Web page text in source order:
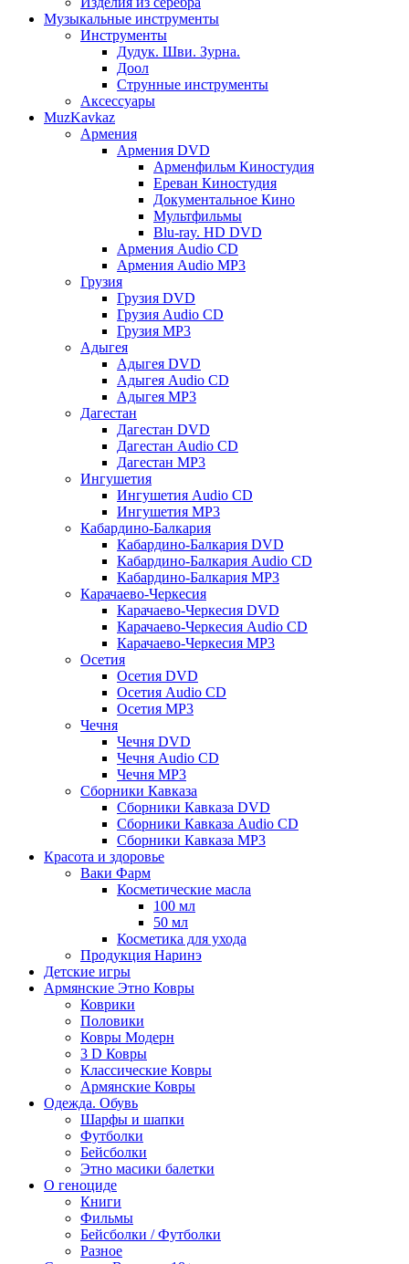
Музыкальные инструменты
Инструменты
Дудук. Шви. Зурна.
Доол
Струнные инструменты
Аксессуары
MuzKavkaz
Армения
Армения DVD
Арменфильм Киностудия
Ереван Киностудия
Документальное Кино
Мультфильмы
Blu-ray. HD DVD
Армения Audio CD
Армения Audio MP3
Грузия
Грузия DVD
Грузия Audio CD
Грузия MP3
Адыгея
Адыгея DVD
Адыгея Audio CD
Адыгея MP3
Дагестан
Дагестан DVD
Дагестан Audio CD
Дагестан MP3
Ингушетия
Ингушетия Audio CD
Ингушетия MP3
Кабардино-Балкария
Кабардино-Балкария DVD
Кабардино-Балкария Audio CD
Кабардино-Балкария MP3
Карачаево-Черкесия
Карачаево-Черкесия DVD
Карачаево-Черкесия Audio CD
Карачаево-Черкесия MP3
Осетия
Осетия DVD
Осетия Audio CD
Осетия MP3
Чечня
Чечня DVD
Чечня Audio CD
Чечня MP3
Сборники Кавказа
Сборники Кавказа DVD
Сборники Кавказа Audio CD
Сборники Кавказа MP3
Красота и здоровье
Ваки Фарм
Косметические масла
100 мл
50 мл
Косметика для ухода
Продукция Наринэ
Детские игры
Армянские Этно Ковры
Коврики
Половики
Ковры Модерн
3 D Ковры
Классические Ковры
Армянские Ковры
Одежда. Обувь
Шарфы и шапки
Футболки
Бейсболки
Этно масики балетки
О геноциде
Книги
Фильмы
Бейсболки / Футболки
Разное